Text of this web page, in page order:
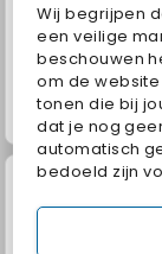
Wij begrijpen
een veilige
beschouwen
om de
tonen die bij
dat je nog
automatisch
bedoeld zijn
Jewel